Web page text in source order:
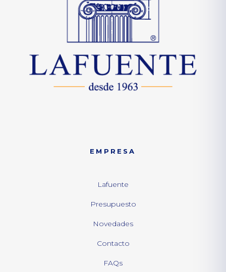
EMPRESA
Lafuente
Presupuesto
Novedades
Contacto
FAQs